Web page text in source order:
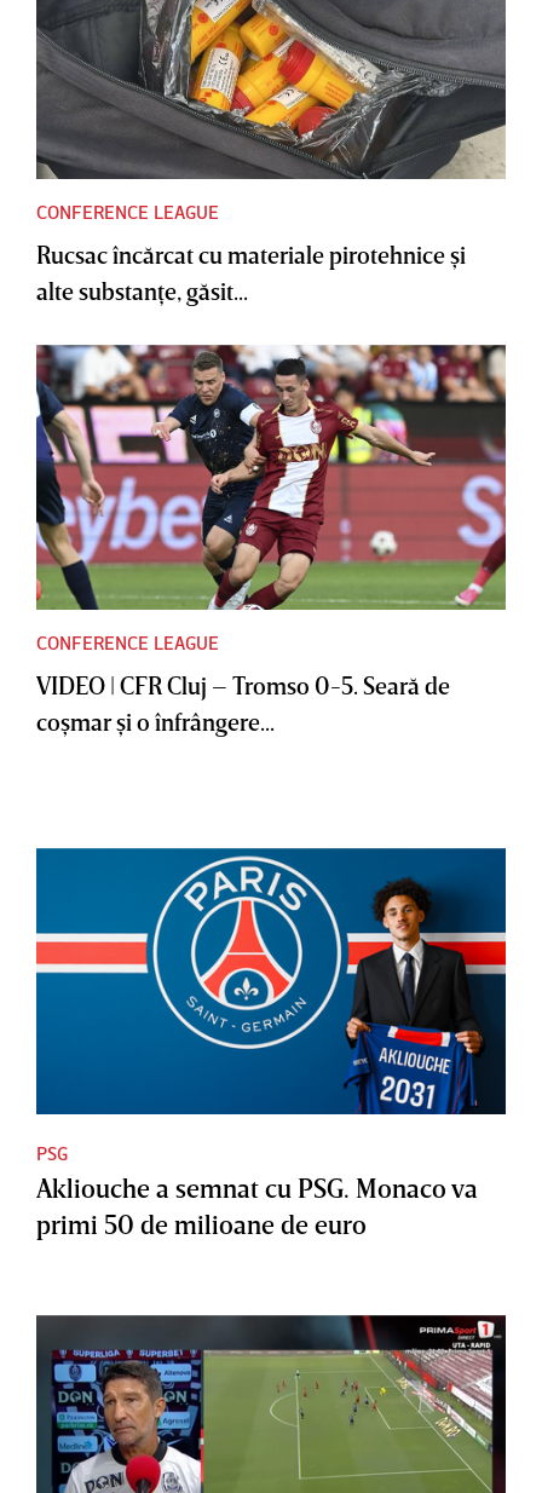
CONFERENCE LEAGUE
Rucsac încărcat cu materiale pirotehnice şi
alte substanţe, găsit...
CONFERENCE LEAGUE
VIDEO | CFR Cluj – Tromso 0-5. Seară de
coşmar şi o înfrângere...
PSG
Akliouche a semnat cu PSG. Monaco va
primi 50 de milioane de euro